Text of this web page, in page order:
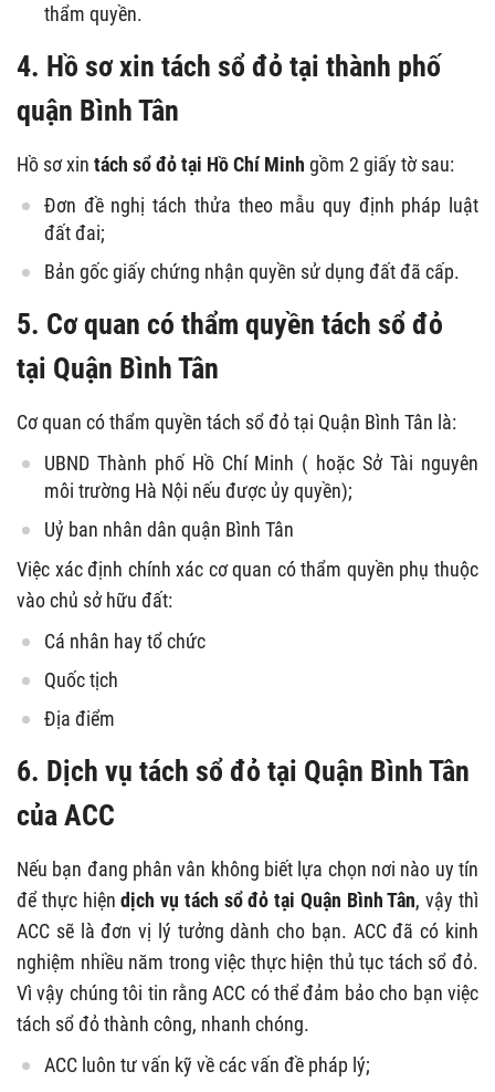
thẩm quyền.
4. Hồ sơ xin tách sổ đỏ tại thành phố
quận Bình Tân
Hồ sơ xin tách sổ đỏ tại Hồ Chí Minh gồm 2 giấy tờ sau:
Đơn đề nghị tách thửa theo mẫu quy định pháp luật
đất đai;
Bản gốc giấy chứng nhận quyền sử dụng đất đã cấp.
5. Cơ quan có thẩm quyền tách sổ đỏ
tại Quận Bình Tân
Cơ quan có thẩm quyền tách sổ đỏ tại Quận Bình Tân là:
UBND Thành phố Hồ Chí Minh ( hoặc Sở Tài nguyên
môi trường Hà Nội nếu được ủy quyền);
Uỷ ban nhân dân quận Bình Tân
Việc xác định chính xác cơ quan có thẩm quyền phụ thuộc
vào chủ sở hữu đất:
Cá nhân hay tổ chức
Quốc tịch
Địa điểm
6. Dịch vụ tách sổ đỏ tại Quận Bình Tân
của ACC
Nếu bạn đang phân vân không biết lựa chọn nơi nào uy tín
để thực hiệndịch vụ tách sổ đỏ tại Quận Bình Tân, vậy thì
ACC sẽ là đơn vị lý tưởng dành cho bạn. ACC đã có kinh
nghiệm nhiều năm trong việc thực hiện thủ tục tách sổ đỏ.
Vì vậy chúng tôi tin rằng ACC có thể đảm bảo cho bạn việc
tách sổ đỏ thành công, nhanh chóng.
ACC luôn tư vấn kỹ về các vấn đề pháp lý;